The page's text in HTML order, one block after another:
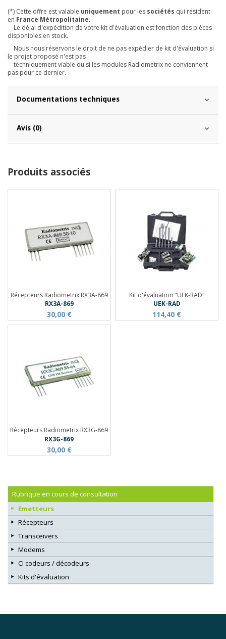
(*) Cette offre est valable uniquement pour les sociétés qui résident
en France Métropolitaine.
Le délai d'expédition de votre kit d'évaluation est fonction des pièces
disponibles en stock.
Nous nous réservons le droit de ne pas expédier de kit d'évaluation si
le projet proposé n'est pas
techniquement viable ou si les modules Radiometrix ne conviennent
pas pour ce dernier.
Documentations techniques
Avis (0)
Produits associés
Récepteurs Radiometrix RX3A-869
RX3A-869
30,00 €
Kit d'évaluation "UEK-RAD"
UEK-RAD
114,40 €
Récepteurs Radiometrix RX3G-869
RX3G-869
30,00 €
Rubrique en cours de consultation
Emetteurs
Récepteurs
Transceivers
Modems
CI codeurs / décodeurs
Kits d'évaluation